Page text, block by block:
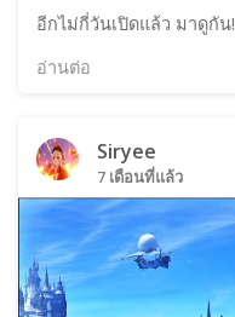
อีกไม่กี่วันเปิดแล้ว มาดูกัน!
อ่านต่อ
Siryee
7 เดือนที่แล้ว